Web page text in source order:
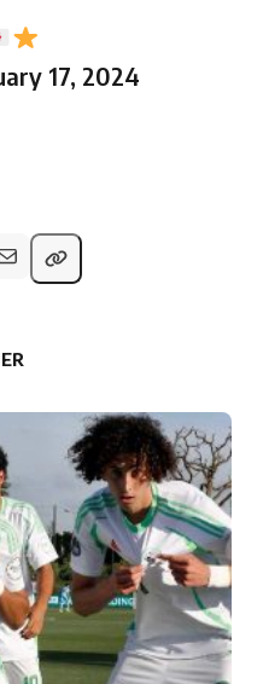
17, 2024